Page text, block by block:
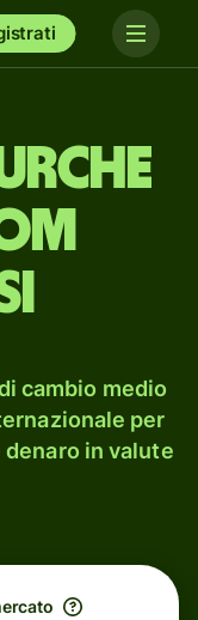
cambio medio
per
in valute